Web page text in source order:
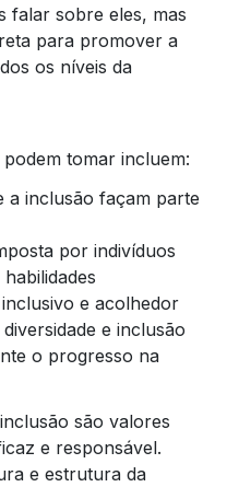
falar sobre eles, mas
para promover a
os níveis da
tomar incluem:
a inclusão façam parte
por indivíduos
e acolhedor
e inclusão
o progresso na
são valores
e responsável.
e estrutura da